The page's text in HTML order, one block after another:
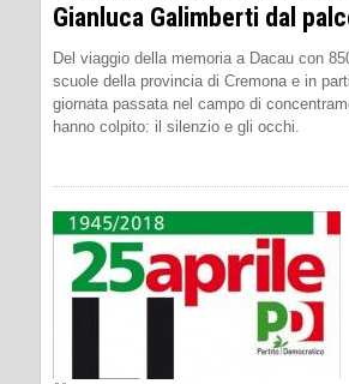
Gianluca Galimberti dal
Del viaggio della memoria a Dacau con
scuole della provincia di Cremona e in
giornata passata nel campo di
hanno colpito: il silenzio e gli occhi.